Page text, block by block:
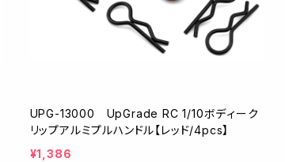
UPG-13000 UpGrade RC 1/10ボディーク
リップアルミプルハンドル【レッド/4pcs】
¥1,386